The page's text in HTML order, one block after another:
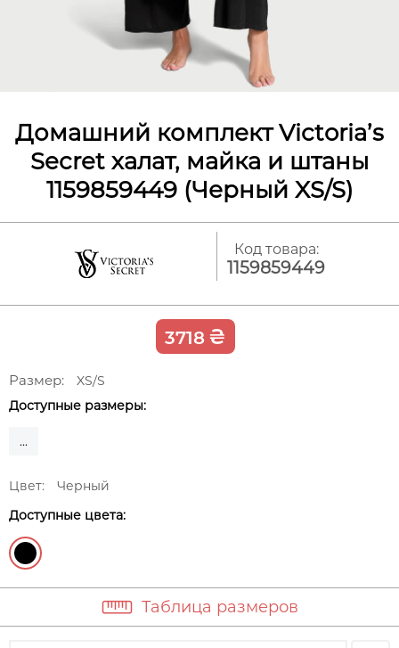
Домашний комплект Victoria’s
Secret халат, майка и штаны
1159859449 (Черный XS/S)
Код товара:
1159859449
3718 ₴
Размер:
XS/S
Доступные размеры:
...
Цвет:
Черный
Доступные цвета:
Таблица размеров